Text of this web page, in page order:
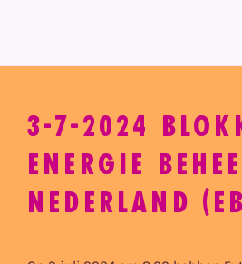
3-7-2024
ENERGIE
NEDERLAND